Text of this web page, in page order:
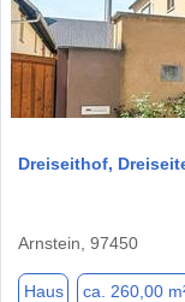
Dreiseithof,
Arnstein, 97450
Haus ca. 260,00